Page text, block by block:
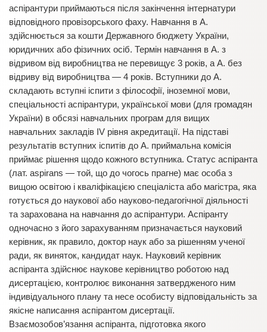
аспірантури приймаються після закінчення інтернатури
відповідного провізорського фаху. Навчання в А.
здійснюється за кошти Державного бюджету України,
юридичних або фізичних осіб. Термін навчання в А. з
відривом від виробництва не перевищує 3 років, а А. без
відриву від виробництва — 4 років. Вступники до А.
складають вступні іспити з філософії, іноземної мови,
спеціальності аспірантури, української мови (для громадян
України) в обсязі навчальних програм для вищих
навчальних закладів ІV рівня акредитації. На підставі
результатів вступних іспитів до А. приймальна комісія
приймає рішення щодо кожного вступника. Статус аспіранта
(лат. aspirans — той, що до чогось прагне) має особа з
вищою освітою і кваліфікацією спеціаліста або магістра, яка
готується до наукової або науково-педагогічної діяльності
та зарахована на навчання до аспірантури. Аспіранту
одночасно з його зарахуванням призначається науковий
керівник, як правило, доктор наук або за рішенням ученої
ради, як виняток, кандидат наук. Науковий керівник
аспіранта здійснює наукове керівництво роботою над
дисертацією, контролює виконання затвердженого ним
індивідуального плану та несе особисту відповідальність за
якісне написання аспірантом дисертації.
Взаємозобов’язання аспіранта, підготовка якого